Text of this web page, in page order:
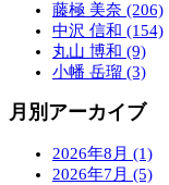
藤極 美奈 (206)
中沢 信和 (154)
丸山 博和 (9)
小幡 岳瑠 (3)
月別アーカイブ
2026年8月 (1)
2026年7月 (5)